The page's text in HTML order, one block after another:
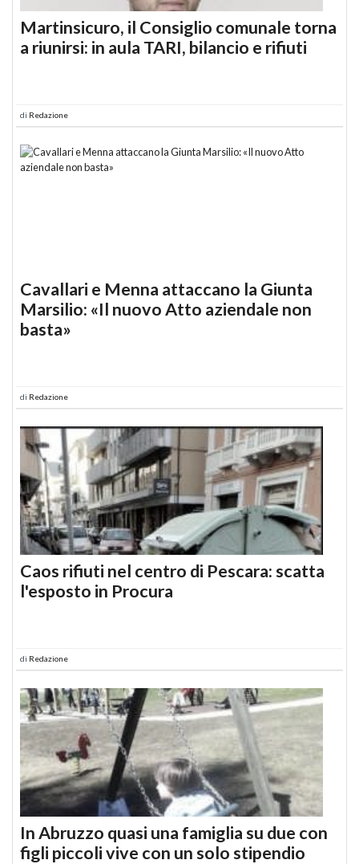
Martinsicuro, il Consiglio comunale torna
a riunirsi: in aula TARI, bilancio e rifiuti
di Redazione
Cavallari e Menna attaccano la Giunta
Marsilio: «Il nuovo Atto aziendale non
basta»
di Redazione
Caos rifiuti nel centro di Pescara: scatta
l'esposto in Procura
di Redazione
In Abruzzo quasi una famiglia su due con
figli piccoli vive con un solo stipendio